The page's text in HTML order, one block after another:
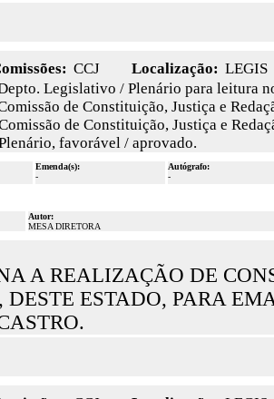
CCJ Localização: LEGIS
Legislativo / Plenário para leitura
de Constituição, Justiça e
de Constituição, Justiça e
favorável / aprovado.
Emenda(s):
-
Autógrafo:
-
Autor:
MESA DIRETORA
A REALIZAÇÃO DE
ESTADO, PARA